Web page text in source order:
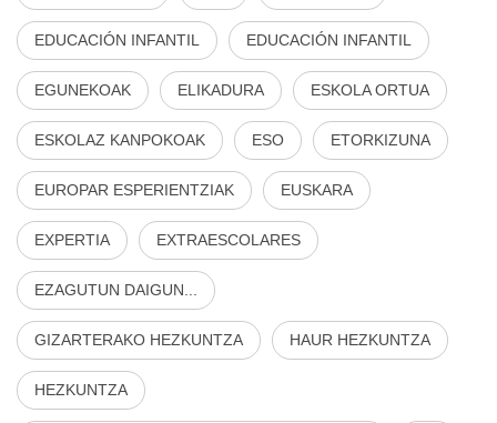
EDUCACIÓN INFANTIL EDUCACIÓN INFANTIL
EGUNEKOAK ELIKADURA ESKOLA ORTUA
ESKOLAZ KANPOKOAK ESO ETORKIZUNA
EUROPAR ESPERIENTZIAK EUSKARA
EXPERTIA EXTRAESCOLARES
EZAGUTUN DAIGUN...
GIZARTERAKO HEZKUNTZA HAUR HEZKUNTZA
HEZKUNTZA